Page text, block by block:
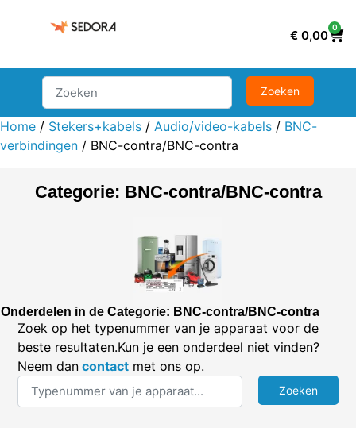
€ 0,00
0
Home / Stekers+kabels / Audio/video-kabels / BNC-
verbindingen / BNC-contra/BNC-contra
Categorie: BNC-contra/BNC-contra
Onderdelen in de Categorie: BNC-contra/BNC-contra
Zoek op het typenummer van je apparaat voor de
beste resultaten.Kun je een onderdeel niet vinden?
Neem dan contact met ons op.